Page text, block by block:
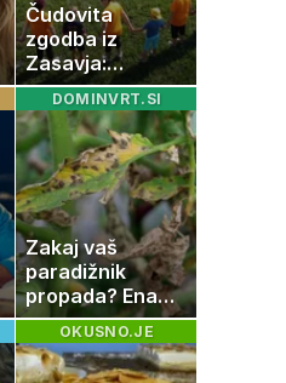
Čudovita
zgodba iz
Zasavja:
otrokom
podarjajo nekaj,
česar ni mogoče
kupiti
DOMINVRT.SI
Zakaj vaš
paradižnik
propada? Ena
napaka lahko
uniči rastline –
tako jih rešite
OKUSNO.JE